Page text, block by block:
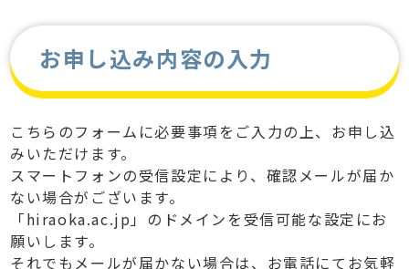
お申し込み内容の入力
こちらのフォームに必要事項をご入力の上、お申し込
みいただけます。
スマートフォンの受信設定により、確認メールが届か
ない場合がございます。
「hiraoka.ac.jp」のドメインを受信可能な設定にお
願いします。
それでもメールが届かない場合は、お電話にてお気軽